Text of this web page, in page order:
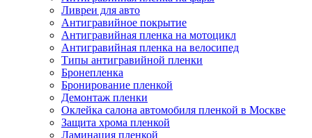
Ливреи для авто
Антигравийное покрытие
Антигравийная пленка на мотоцикл
Антигравийная пленка на велосипед
Типы антигравийной пленки
Бронепленка
Бронирование пленкой
Демонтаж пленки
Оклейка салона автомобиля пленкой в Москве
Защита хрома пленкой
Ламинация пленкой